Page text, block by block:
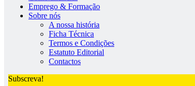
Emprego & Formação
Sobre nós
A nossa história
Ficha Técnica
Termos e Condições
Estatuto Editorial
Contactos
Subscreva!